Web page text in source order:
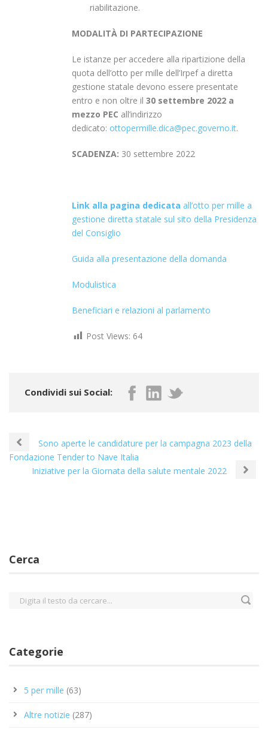
riabilitazione.
MODALITÀ DI PARTECIPAZIONE
Le istanze per accedere alla ripartizione della
quota dell’otto per mille dell’Irpef a diretta
gestione statale devono essere presentate
entro e non oltre il 30 settembre 2022 a
mezzo PEC all’indirizzo
dedicato: ottopermille.dica@pec.governo.it.
SCADENZA: 30 settembre 2022
Link alla pagina dedicata all’otto per mille a
gestione diretta statale sul sito della Presidenza
del Consiglio
Guida alla presentazione della domanda
Modulistica
Beneficiari e relazioni al parlamento
Post Views: 64
Condividi sui Social:
Sono aperte le candidature per la campagna 2023 della
Fondazione Tender to Nave Italia
Iniziative per la Giornata della salute mentale 2022
Cerca
Categorie
5 per mille (63)
Altre notizie (287)